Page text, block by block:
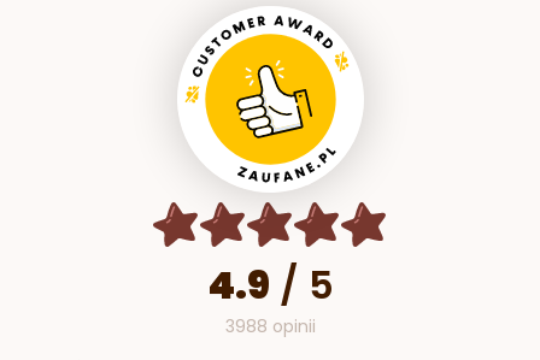
4.9 / 5
3988 opinii